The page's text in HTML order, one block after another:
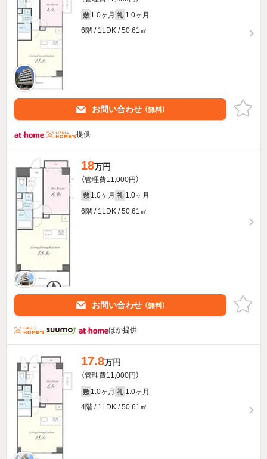
敷 1.0ヶ月 礼 1.0ヶ月
6階 / 1LDK / 50.61㎡
お問い合わせ （無料）
提供
18万円
（管理費11,000円）
敷 1.0ヶ月 礼 1.0ヶ月
6階 / 1LDK / 50.61㎡
お問い合わせ （無料）
ほか提供
17.8万円
（管理費11,000円）
敷 1.0ヶ月 礼 1.0ヶ月
4階 / 1LDK / 50.61㎡